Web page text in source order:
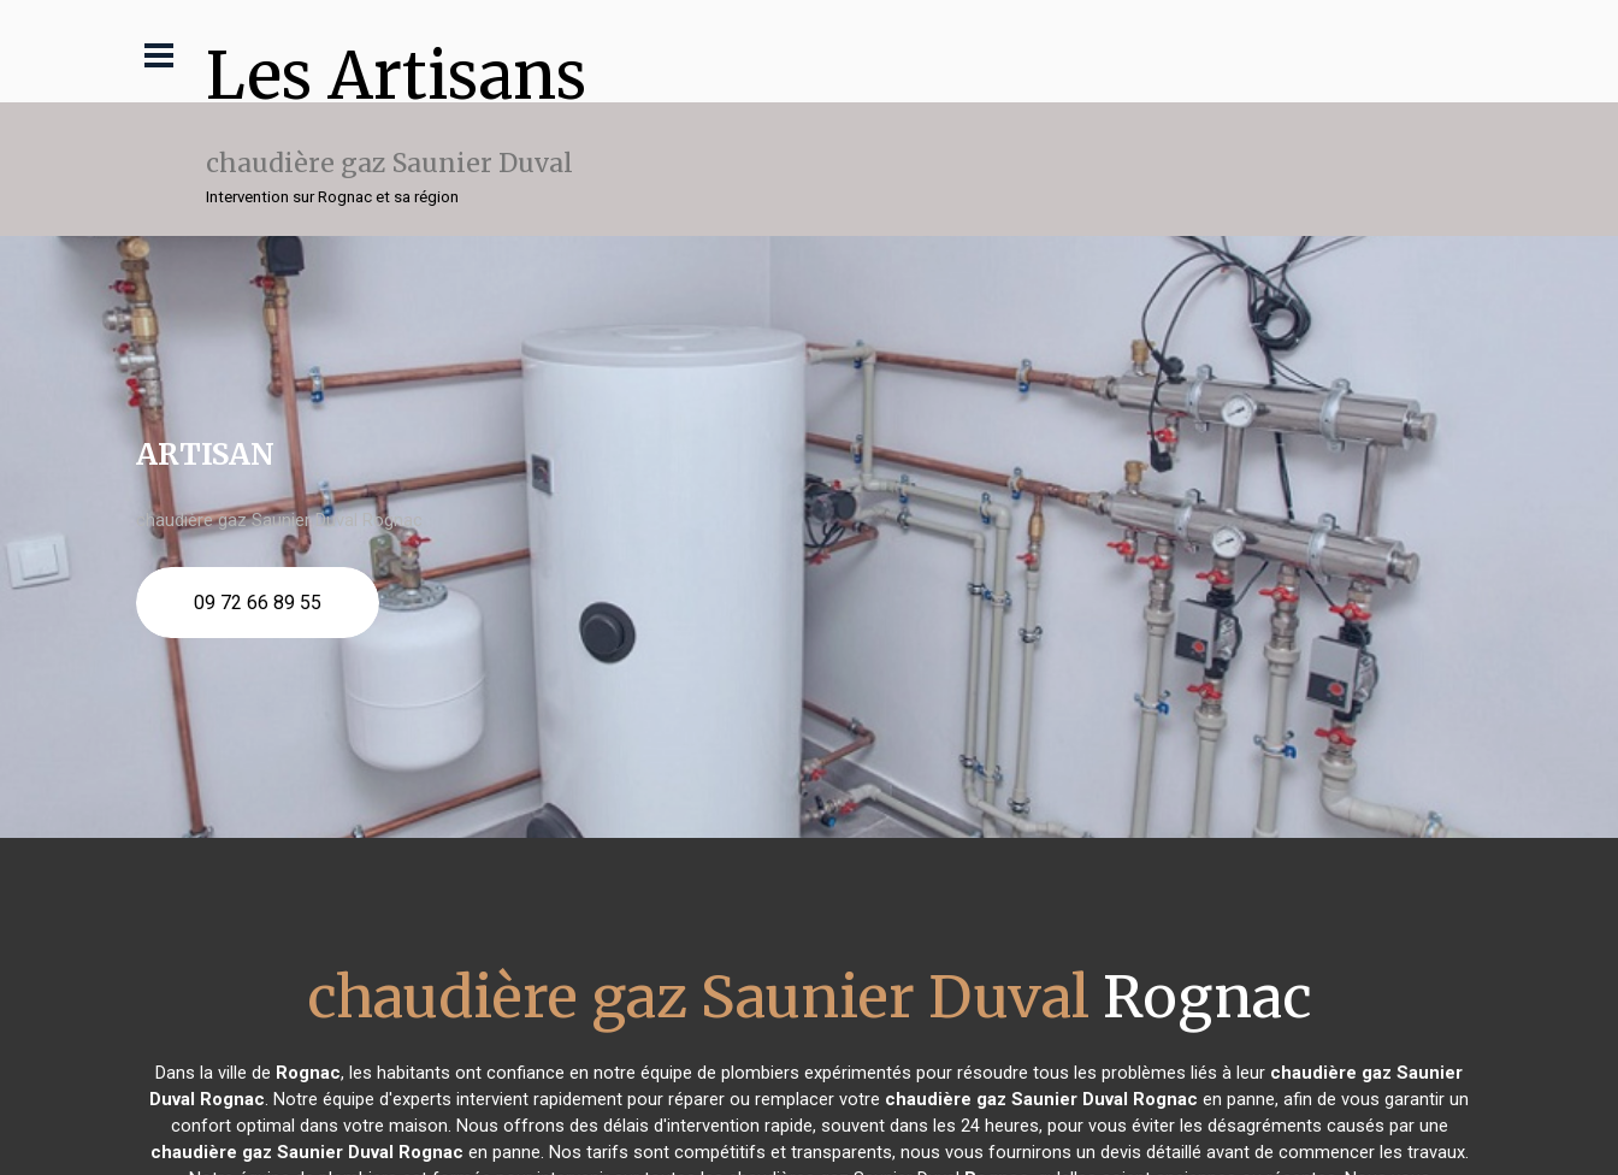
Les Artisans
chaudière gaz Saunier Duval
Intervention sur Rognac et sa région
ARTISAN
chaudière gaz Saunier Duval Rognac
09 72 66 89 55
chaudière gaz Saunier Duval Rognac
Dans la ville de Rognac, les habitants ont confiance en notre équipe de plombiers expérimentés pour résoudre tous les problèmes liés à leur chaudière gaz Saunier
Duval Rognac. Notre équipe d'experts intervient rapidement pour réparer ou remplacer votre chaudière gaz Saunier Duval Rognac en panne, afin de vous garantir un
confort optimal dans votre maison. Nous offrons des délais d'intervention rapide, souvent dans les 24 heures, pour vous éviter les désagréments causés par une
chaudière gaz Saunier Duval Rognac en panne. Nos tarifs sont compétitifs et transparents, nous vous fournirons un devis détaillé avant de commencer les travaux.